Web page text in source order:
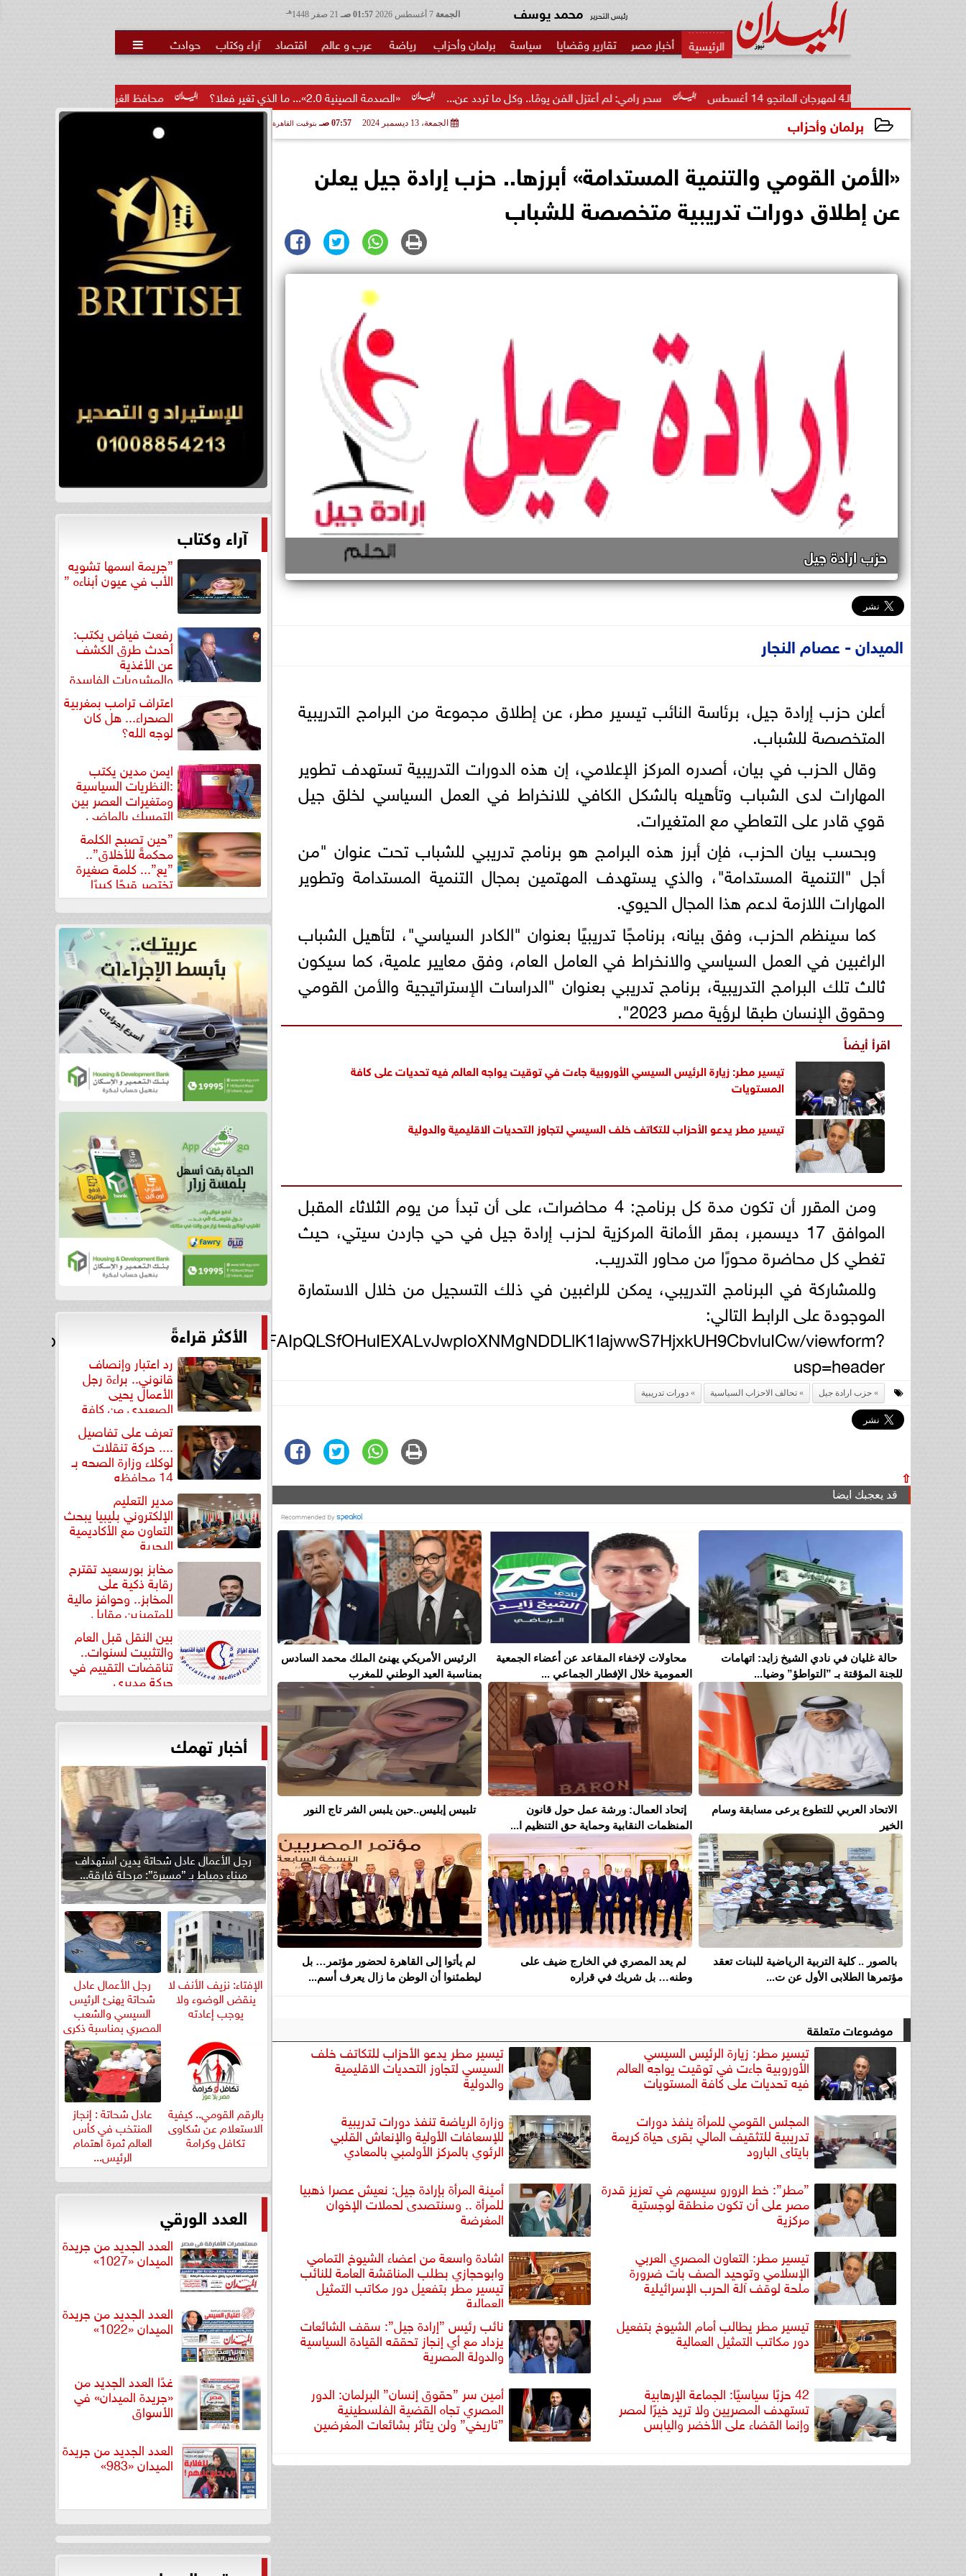
الجمعة 01:57 صـ هـ رئيس التحرير محمد يوسف
أخبار مصر تقارير وقضايا سياسة برلمان وأحزاب رياضة عرب و عالم اقتصاد آراء وكتاب حوادث 
محافظ الغربية يكرم 100 من أوائل الجمهورية والمحافظة ويؤكد: الاستثمار... «الصدمة الصينية 2.0»... ما الذي تغير فعلا؟ سحر رامي: لم أعتزل الفن يومًا.. وكل ما تردد عن...
برلمان وأحزاب الجمعة، 13 ديسمبر 2024 07:57 صـ بتوقيت القاهرة
«الأمن القومي والتنمية المستدامة» أبرزها.. حزب إرادة جيل يعلن
عن إطلاق دورات تدريبية متخصصة للشباب
حزب ارادة جيل
الميدان - عصام النجار
أعلن حزب إرادة جيل، برئاسة النائب تيسير مطر، عن إطلاق مجموعة من البرامج التدريبية
المتخصصة للشباب.
وقال الحزب في بيان، أصدره المركز الإعلامي، إن هذه الدورات التدريبية تستهدف تطوير
المهارات لدى الشباب وتأهيله بالشكل الكافي للانخراط في العمل السياسي لخلق جيل
قوي قادر على التعاطي مع المتغيرات.
وبحسب بيان الحزب، فإن أبرز هذه البرامج هو برنامج تدريبي للشباب تحت عنوان "من
أجل "التنمية المستدامة"، والذي يستهدف المهتمين بمجال التنمية المستدامة وتطوير
المهارات اللازمة لدعم هذا المجال الحيوي.
كما سينظم الحزب، وفق بيانه، برنامجًا تدريبيًا بعنوان "الكادر السياسي"، لتأهيل الشباب
الراغبين في العمل السياسي والانخراط في العامل العام، وفق معايير علمية، كما سيكون
ثالث تلك البرامج التدريبية، برنامج تدريبي بعنوان "الدراسات الإستراتيجية والأمن القومي
وحقوق الإنسان طبقا لرؤية مصر 2023".
اقرأ أيضاً
تيسير مطر: زيارة الرئيس السيسي الأوروبية جاءت في توقيت يواجه العالم فيه تحديات على كافة
المستويات
تيسير مطر يدعو الأحزاب للتكاتف خلف السيسي لتجاوز التحديات الاقليمية والدولية
ومن المقرر أن تكون مدة كل برنامج: 4 محاضرات، على أن تبدأ من يوم الثلاثاء المقبل
الموافق 17 ديسمبر، بمقر الأمانة المركزية لحزب إرادة جيل في حي جاردن سيتي، حيث
تغطي كل محاضرة محورًا من محاور التدريب.
وللمشاركة في البرنامج التدريبي، يمكن للراغبين في ذلك التسجيل من خلال الاستمارة
الموجودة على الرابط التالي:
docs.google.com/forms/d/e/1FAIpQLSfOHuIEXALvJwpIoXNMgNDDLlK1IajwwS7HjxkUH9CbvluICw/viewform?
usp=header
حزب ارادة جيل تحالف الاحزاب السياسية دورات تدريبية
⇧
قد يعجبك ايضا
حالة غليان في نادي الشيخ زايد: اتهامات
للجنة المؤقتة بـ ”التواطؤ” وضيا...
محاولات لإخفاء المقاعد عن أعضاء الجمعية
العمومية خلال الإفطار الجماعي ...
الرئيس الأمريكي يهنئ الملك محمد السادس
بمناسبة العيد الوطني للمغرب
الاتحاد العربي للتطوع يرعى مسابقة وسام
الخير
إتحاد العمال: ورشة عمل حول قانون
المنظمات النقابية وحماية حق التنظيم ا...
تلبيس إبليس..حين يلبس الشر تاج النور
بالصور .. كلية التربية الرياضية للبنات تعقد
مؤتمرها الطلابى الأول عن ت...
لم يعد المصري في الخارج ضيف على
وطنه… بل شريك في قراره
لم يأتوا إلى القاهرة لحضور مؤتمر… بل
ليطمئنوا أن الوطن ما زال يعرف أسم...
موضوعات متعلقة
تيسير مطر: زيارة الرئيس السيسي
الأوروبية جاءت في توقيت يواجه العالم
فيه تحديات على كافة المستويات
تيسير مطر يدعو الأحزاب للتكاتف خلف
السيسي لتجاوز التحديات الاقليمية
والدولية
المجلس القومي للمرأة ينفذ دورات
تدريبية للتثقيف المالي بقرى حياة كريمة
بايتاى البارود
وزارة الرياضة تنفذ دورات تدريبية
للإسعافات الأولية والإنعاش القلبي
الرئوي بالمركز الأولمبي بالمعادي
”مطر”: خط الرورو سيسهم في تعزيز قدرة
مصر على أن تكون منطقة لوجستية
مركزية
أمينة المرأة بإرادة جيل: نعيش عصرا ذهبيا
للمرأة .. وسنتصدى لحملات الإخوان
المغرضة
تيسير مطر: التعاون المصري العربي
الإسلامي وتوحيد الصف بات ضرورة
ملحة لوقف آلة الحرب الإسرائيلية
اشادة واسعة من اعضاء الشيوخ التمامي
وابوحجازي بطلب المناقشة العامة للنائب
تيسير مطر بتفعيل دور مكاتب التمثيل
العمالية
تيسير مطر يطالب أمام الشيوخ بتفعيل
دور مكاتب التمثيل العمالية
نائب رئيس ”إرادة جيل”: سقف الشائعات
يزداد مع أي إنجاز تحققه القيادة السياسية
والدولة المصرية
42 حزبًا سياسيًا: الجماعة الإرهابية
تستهدف المصريين ولا تريد خيرًا لمصر
وإنما القضاء على الأخضر واليابس
أمين سر ”حقوق إنسان” البرلمان: الدور
المصري تجاه القضية الفلسطينية
”تاريخي” ولن يتأثر بشائعات المغرضين
آراء وكتاب
”جريمة اسمها تشويه
الأب في عيون أبناءه ”
رفعت فياض يكتب:
أحدث طرق الكشف
عن الأغذية
والمشروبات الفاسدة
اعتراف ترامب بمغربية
الصحراء... هل كان
لوجه الله؟
ايمن مدين يكتب
:النظريات السياسية
ومتغيرات العصر بين
التمسك بالماضي
ومواجهة تحديات...”حين تصبح الكلمة
محكمةً للأخلاق”..
”يع”... كلمة صغيرة
تختصر قبحًا كبيرًا
الأكثر قراءةً
رد اعتبار وإنصاف
قانوني.. براءة رجل
الأعمال يحيى
الصعيدي من كافة
التهم... تعرف على تفاصيل
.... حركة تنقلات
لوكلاء وزارة الصحه بـ
14 محافظه
مدير التعليم
الإلكتروني بليبيا يبحث
التعاون مع الأكاديمية
البحرية
مخابز بورسعيد تقترح
رقابة ذكية على
المخابز.. وحوافز مالية
للمتميزين مقابل
بين النقل قبل العام
والتثبيت لسنوات..
تناقضات التقييم في
حركة مديري
”مستشفيات...
أخبار تهمك
رجل الأعمال عادل شحاتة يدين استهداف
ميناء دمياط بـ ”مسيرة”: مرحلة فارقة...
الإفتاء: نزيف الأنف لا
ينقض الوضوء ولا
يوجب إعادته
رجل الأعمال عادل
شحاتة يهنئ الرئيس
السيسي والشعب
المصري بمناسبة ذكرى
ثورة...
بالرقم القومي.. كيفية
الاستعلام عن شكاوى
تكافل وكرامة
عادل شحاتة : إنجاز
المنتخب في كأس
العالم ثمرة اهتمام
الرئيس...
العدد الورقي
العدد الجديد من جريدة
الميدان «1027»
العدد الجديد من جريدة
الميدان «1022»
غدًا العدد الجديد من
«جريدة الميدان» في
الأسواق
العدد الجديد من جريدة
الميدان «983»